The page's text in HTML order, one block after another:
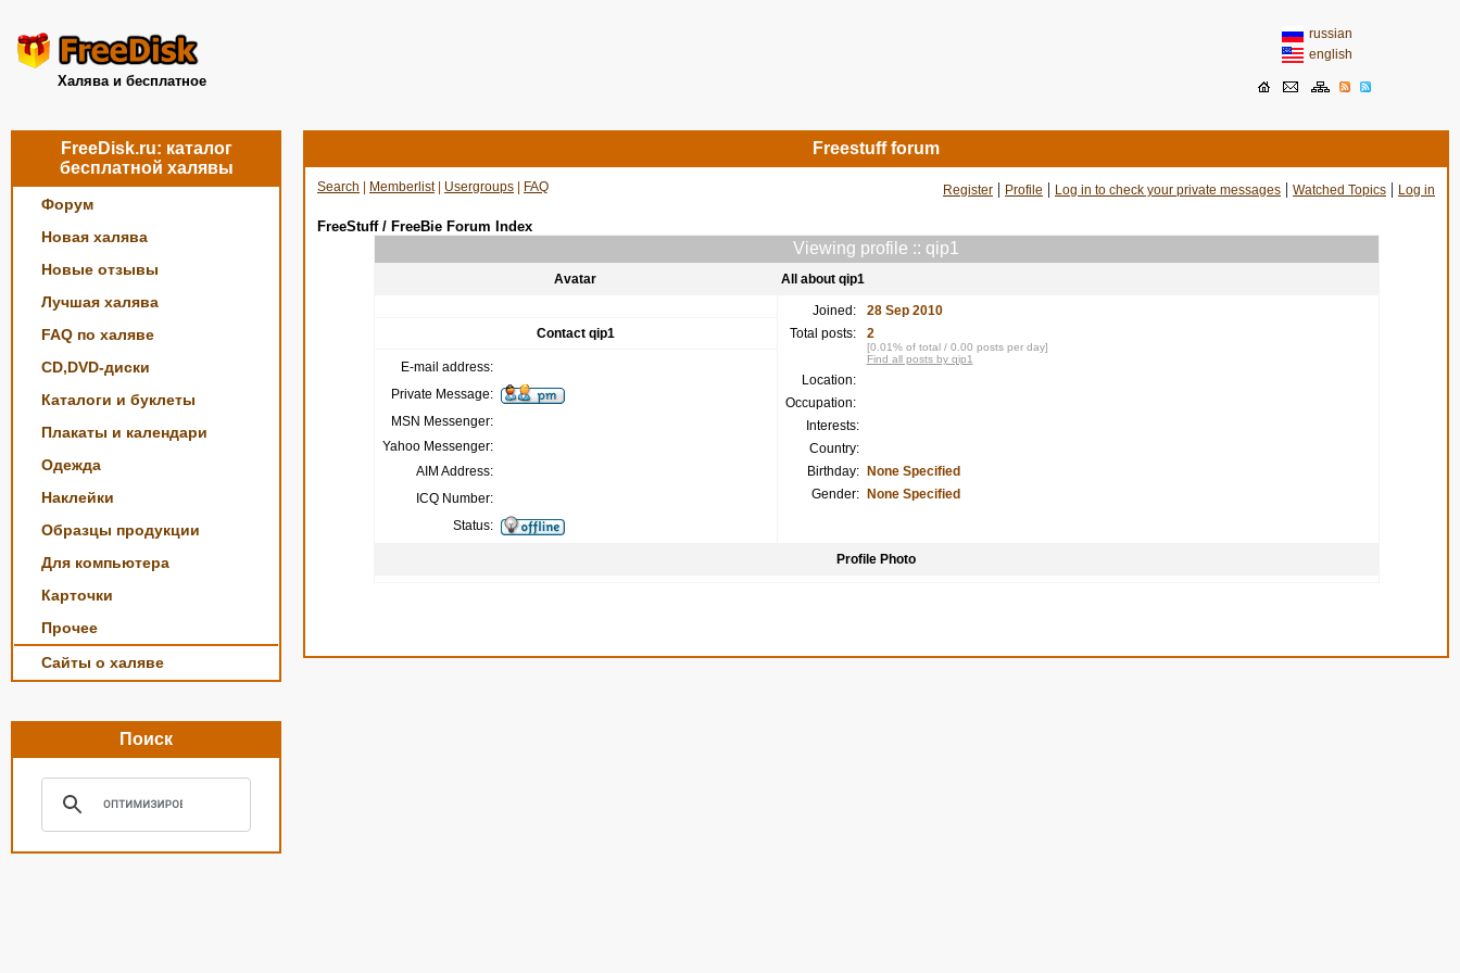
Халява и бесплатное
russian
english
FreeDisk.ru: каталог
бесплатной халявы
Форум
Новая халява
Новые отзывы
Лучшая халява
FAQ по халяве
CD,DVD-диски
Каталоги и буклеты
Плакаты и календари
Одежда
Наклейки
Образцы продукции
Для компьютера
Карточки
Прочее
Сайты о халяве
Поиск
Freestuff forum
Search Memberlist| Usergroups FAQ Register | Profile | Log in to check your private messages | Watched Topics | Log in
FreeStuff / FreeBie Forum Index
Viewing profile :: qip1
Avatar All about qip1
Joined:
28 Sep 2010
Total posts:
2
[0.01% of total / 0.00 posts per day]
Find all posts by qip1
Location:
Occupation:
Interests:
Country:
Birthday:
None Specified
Gender:
None Specified
Contact qip1
E-mail address:
Private Message:
MSN Messenger:
Yahoo Messenger:
AIM Address:
ICQ Number:
Status:
Profile Photo